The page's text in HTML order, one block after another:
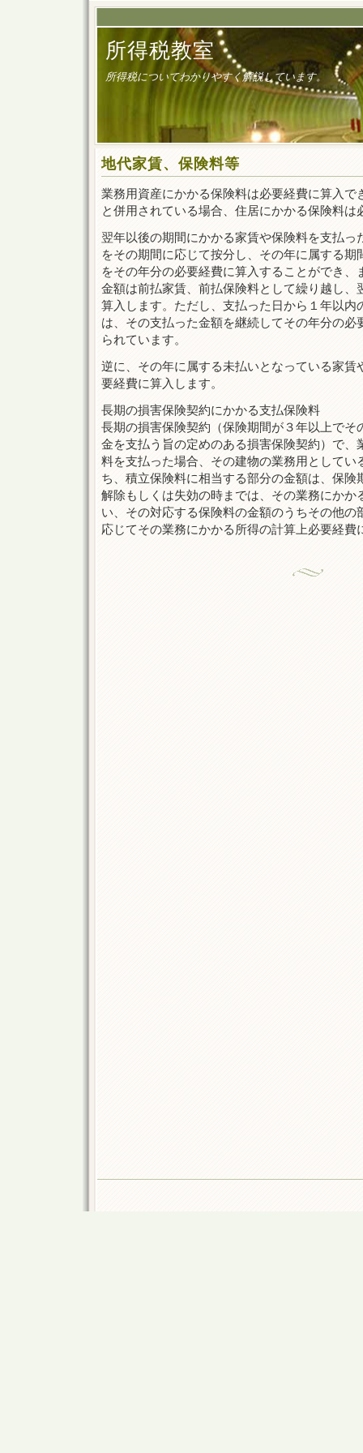
所得税教室
所得税についてわかりやすく解説しています。
地代家賃、保険料等
業務用資産にかかる保険料は必要経費に算入で
と併用されている場合、住居にかかる保険料
翌年以後の期間にかかる家賃や保険料を支払
をその期間に応じて按分し、その年に属する
をその年分の必要経費に算入することができ
金額は前払家賃、前払保険料として繰り越し、
算入します。ただし、支払った日から１年以内
は、その支払った金額を継続してその年分の
られています。
逆に、その年に属する未払いとなっている家賃
要経費に算入します。
長期の損害保険契約にかかる支払保険料
長期の損害保険契約（保険期間が３年以上でそ
金を支払う旨の定めのある損害保険契約）で、
料を支払った場合、その建物の業務用としてい
ち、積立保険料に相当する部分の金額は、保
解除もしくは失効の時までは、その業務にかか
い、その対応する保険料の金額のうちその他
応じてその業務にかかる所得の計算上必要経費